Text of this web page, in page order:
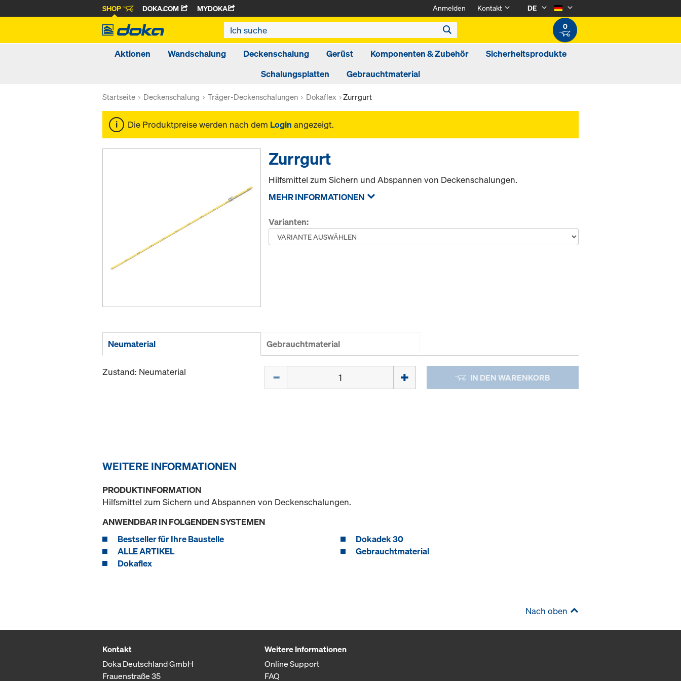
SHOP DOKA.COM MYDOKA Anmelden Kontakt
DE
0
Aktionen Wandschalung Deckenschalung Gerüst Komponenten & Zubehör
Sicherheitsprodukte
Schalungsplatten
Gebrauchtmaterial
Startseite Deckenschalung Träger-Deckenschalungen Dokaflex Zurrgurt
Die Produktpreise werden nach dem Login angezeigt.
Zurrgurt
Hilfsmittel zum Sichern und Abspannen von Deckenschalungen.
MEHR INFORMATIONEN
Varianten:
Neumaterial Gebrauchtmaterial
Zustand: Neumaterial IN DEN WARENKORB
WEITERE INFORMATIONEN
PRODUKTINFORMATION
Hilfsmittel zum Sichern und Abspannen von Deckenschalungen.
ANWENDBAR IN FOLGENDEN SYSTEMEN
Bestseller für Ihre Baustelle
Dokadek 30
ALLE ARTIKEL
Gebrauchtmaterial
Dokaflex
Nach oben
Kontakt
Doka Deutschland GmbH
Frauenstraße 35
Weitere Informationen
Online Support
FAQ